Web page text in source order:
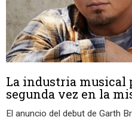
La industria musical
segunda vez en la
El anuncio del debut de Garth